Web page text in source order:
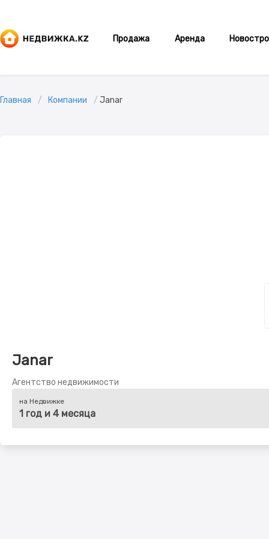
Продажа Аренда
Главная Компании Janar
Janar
Агентство недвижимости
на Недвижке
1 год и 4 месяца